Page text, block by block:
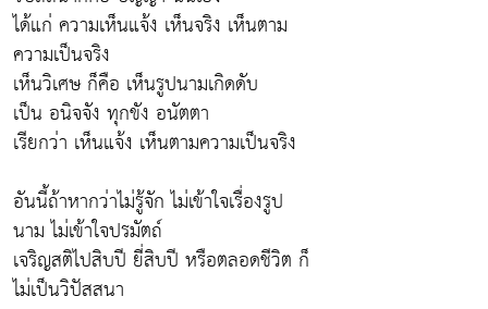
ได้แก่ ความเห็นแจ้ง เห็นจริง เห็นตาม
ความเป็นจริง
เห็นวิเศษ ก็คือ เห็นรูปนามเกิดดับ
เป็น อนิจจัง ทุกขัง อนัตตา
เรียกว่า เห็นแจ้ง เห็นตามความเป็นจริง
อันนี้ถ้าหากว่าไม่รู้จัก ไม่เข้าใจเรื่องรูป
นาม ไม่เข้าใจปรมัตถ์
เจริญสติไปสิบปี ยี่สิบปี หรือตลอดชีวิต ก็
ไม่เป็นวิปัสสนา